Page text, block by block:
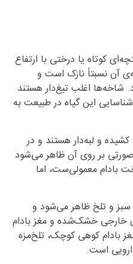
کوتاه یا درختی با ارتفاع
تنه‌ی آن نسبتاً نازک است و
اغلب تیغ‌دار هستند
این گیاه در طبیعت به
و لبه‌دار هستند و در
بر روی آن ظاهر می‌شود
بادام معمولی‌ست، اما
سبز و تلخ ظاهر می‌شود و
خارجی خشک‌شده و مغز بادام
بادام کوهی کوچک، تلخ‌مزه
است.